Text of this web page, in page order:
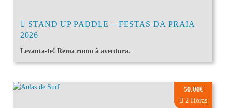
STAND UP PADDLE – FESTAS DA PRAIA
2026
Levanta-te! Rema rumo à aventura.
50.00€
2 Horas